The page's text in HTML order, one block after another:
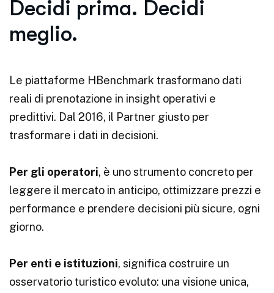
Decidi prima. Decidi
meglio.
Le piattaforme HBenchmark trasformano dati
reali di prenotazione in insight operativi e
predittivi. Dal 2016, il Partner giusto per
trasformare i dati in decisioni.
Per gli operatori, è uno strumento concreto per
leggere il mercato in anticipo, ottimizzare prezzi e
performance e prendere decisioni più sicure, ogni
giorno.
Per enti e istituzioni, significa costruire un
osservatorio turistico evoluto: una visione unica,